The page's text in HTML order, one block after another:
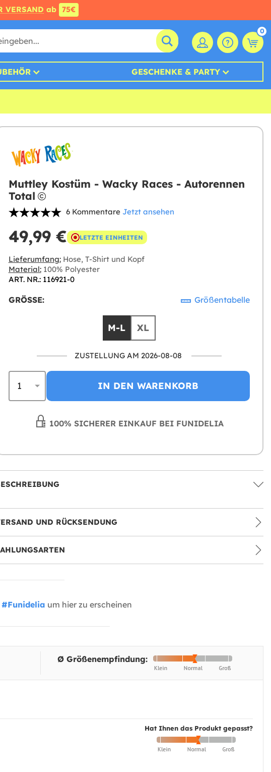
VERSAND ab 75€
0
GESCHENKE & PARTY
Muttley Kostüm - Wacky Races - Autorennen
Total
6 Kommentare Jetzt ansehen
49,99 € LETZTE EINHEITEN
Lieferumfang:Hose, T-Shirt und Kopf
Material:100% Polyester
ART. NR.: 116921-0
GRÖSSE: Größentabelle
M-L XL
ZUSTELLUNG AM 2026-08-08
IN DEN WARENKORB
100% SICHERER EINKAUF BEI FUNIDELIA
UND RÜCKSENDUNG
#Funidelia um hier zu erscheinen
Ø Größenempfindung:
Hat Ihnen das Produkt gepasst?